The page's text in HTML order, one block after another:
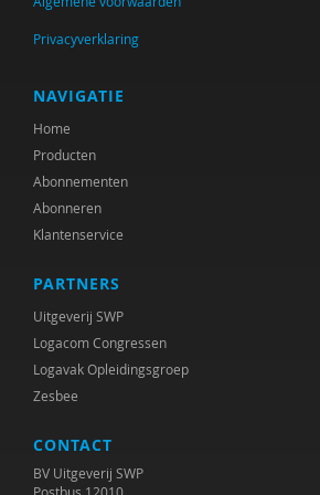
Minne Fekkes
Ilse Geerinck
Carolien Gravesteijn
Bon van der Haer
Ahmed Hamdi
Andrè Hielkema
Bob Horjus
Jacoba Huizenga
Tim Immerzeel
Anna Jansma
Privacyverklaring
NAVIGATIE
Home
Producten
Abonnementen
Abonneren
Klantenservice
PARTNERS
Uitgeverij SWP
Logacom Congressen
Logavak Opleidingsgroep
Zesbee
CONTACT
BV Uitgeverij SWP